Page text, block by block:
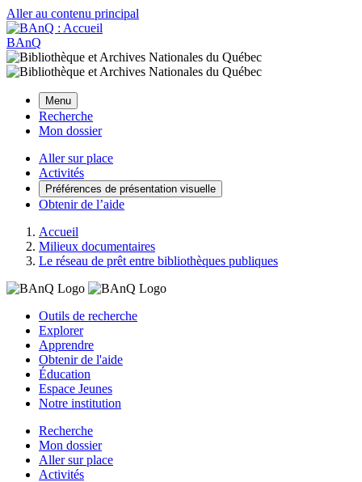
Aller au contenu principal
BAnQ
Menu
Recherche
Mon dossier
Aller sur place
Activités
Préférences de présentation visuelle
Obtenir de l’aide
Accueil
Milieux documentaires
Le réseau de prêt entre bibliothèques publiques
Outils de recherche
Explorer
Apprendre
Obtenir de l'aide
Éducation
Espace Jeunes
Notre institution
Recherche
Mon dossier
Aller sur place
Activités